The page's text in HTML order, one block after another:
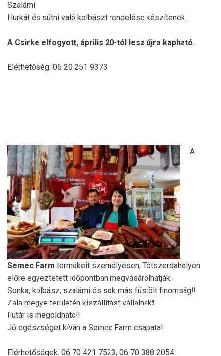
Szalámi
Hurkát és sütni való kolbászt rendelése készítenek.
A Csirke elfogyott, április 20-tól lesz újra kapható.
Elérhetőség: 06 20 251 9373
A
Semec Farm termékeit személyesen, Tótszerdahelyen
előre egyeztetett időpontban megvásárolhatják.
Sonka, kolbász, szalámi és sok más füstölt finomság‼️
Zala megye területén kiszállítást vállalnak❗️
Futár is megoldható‼️
Jó egészséget kíván a Semec Farm csapata!
Elérhetőségek: 06 70 421 7523, 06 70 388 2054